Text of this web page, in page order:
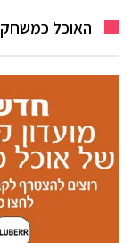
האוכל כמשחק